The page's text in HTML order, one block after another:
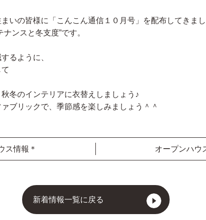
いの皆様に「こんこん通信１０月号」を配布してきまし
ンスと冬支度”です。
るように、
冬のインテリアに衣替えしましょう♪
ブリックで、季節感を楽しみましょう＾＾
ス情報＊ オープンハウ
新着情報一覧に戻る